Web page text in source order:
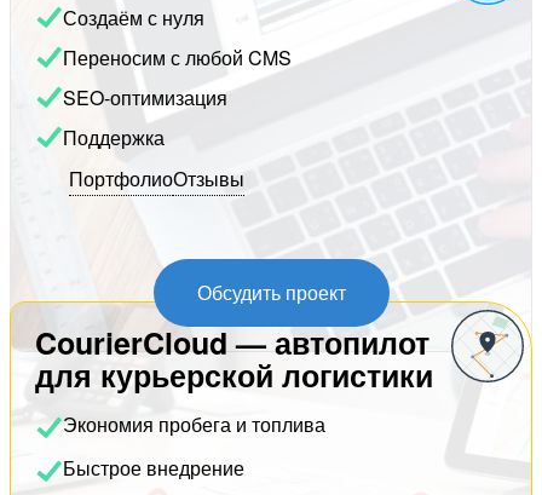
Создаём с нуля
Переносим с любой CMS
SEO-оптимизация
Поддержка
ПортфолиоОтзывы
Обсудить проект
CourierCloud — автопилот
для курьерской логистики
Экономия пробега и топлива
Быстрое внедрение